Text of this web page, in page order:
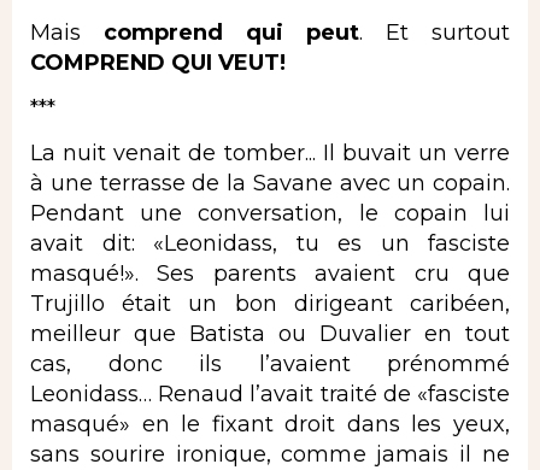
Mais comprend qui peut. Et surtout
COMPREND QUI VEUT!
***
La nuit venait de tomber... Il buvait un verre
à une terrasse de la Savane avec un copain.
Pendant une conversation, le copain lui
avait dit: «Leonidass, tu es un fasciste
masqué!». Ses parents avaient cru que
Trujillo était un bon dirigeant caribéen,
meilleur que Batista ou Duvalier en tout
cas, donc ils l’avaient prénommé
Leonidass… Renaud l’avait traité de «fasciste
masqué» en le fixant droit dans les yeux,
sans sourire ironique, comme jamais il ne